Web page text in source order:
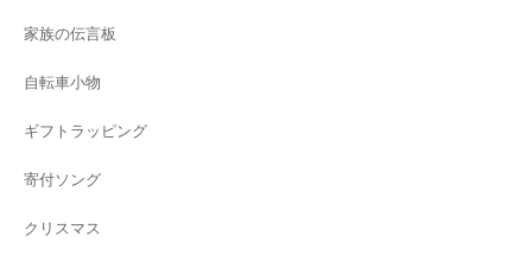
家族の伝言板
自転車小物
ギフトラッピング
寄付ソング
クリスマス